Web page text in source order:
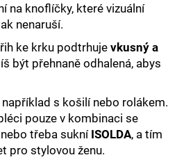
na knoflíčky, které vizuální
nenaruší.
ke krku podtrhuje vkusný a
být přehnaně odhalená, abys
s košilí nebo rolákem.
pouze v kombinaci se
třeba sukní ISOLDA, a tím
pro stylovou ženu.